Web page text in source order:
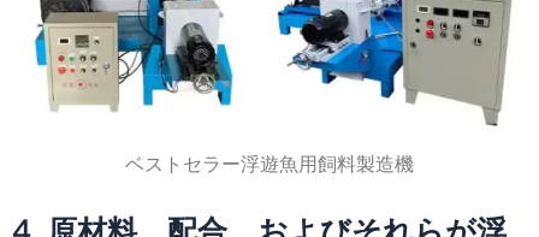
ベストセラー浮遊魚用飼料製造機